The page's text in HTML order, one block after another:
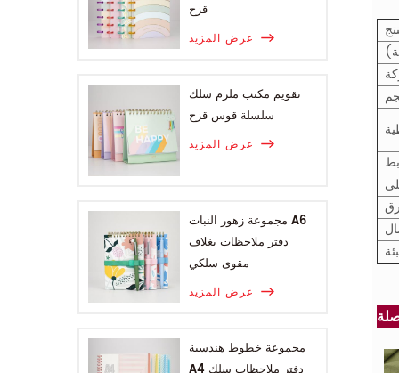
قزح
عرض المزيد
تقويم مكتب ملزم سلك
سلسلة قوس قزح
عرض المزيد
مجموعة زهور النبات A6
دفتر ملاحظات بغلاف
مقوى سلكي
عرض المزيد
مجموعة خطوط هندسية